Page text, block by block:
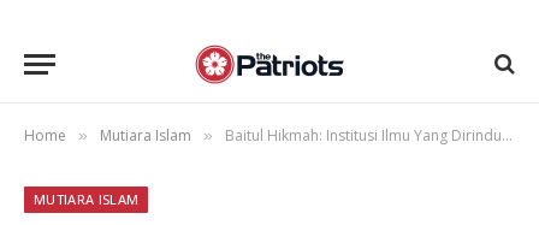
Home » Mutiara Islam » Baitul Hikmah: Institusi Ilmu Yang Dirindui Umat Islam
MUTIARA ISLAM